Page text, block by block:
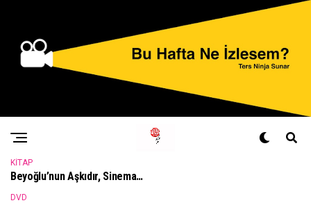
KITAP
Beyoğlu’nun Aşkıdır, Sinema…
DVD